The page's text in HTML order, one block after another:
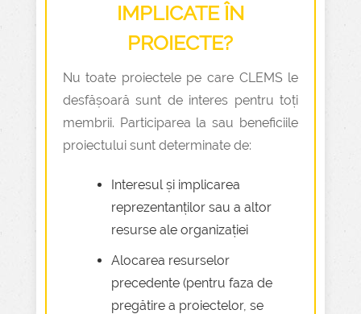
IMPLICATE ÎN
PROIECTE?
Nu toate proiectele pe care CLEMS le
desfășoară sunt de interes pentru toți
membrii. Participarea la sau beneficiile
proiectului sunt determinate de:
Interesul și implicarea
reprezentanților sau a altor
resurse ale organizației
Alocarea resurselor
precedente (pentru faza de
pregătire a proiectelor, se